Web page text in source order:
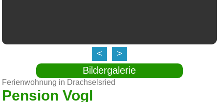
< >
Bildergalerie
Ferienwohnung in Drachselsried
Pension Vogl